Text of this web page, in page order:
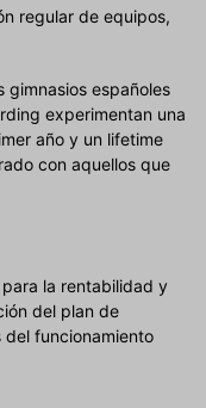
regular de equipos,
gimnasios españoles
experimentan una
año y un lifetime
con aquellos que
la rentabilidad y
del plan de
funcionamiento